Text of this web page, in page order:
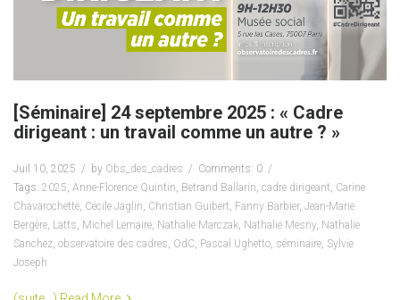
[Séminaire] 24 septembre 2025 : « Cadre
dirigeant : un travail comme un autre ? »
Juil 10, 2025 by Obs_des_cadres
Comments: 0
Tags: 2025, Anne-Florence Quintin, Betrand Ballarin, cadre dirigeant, Carine
Chavarochette, Cécile Jaglin, Christian Guibert, Fanny Barbier, Jean-Marie
Bergère, Latts, Michel Lemaire, Nathalie Marczak, Nathalie Mesny, Nathalie
Sanchez, observatoire des cadres, OdC, Pascal Ughetto, séminaire, Sylvie
Joseph